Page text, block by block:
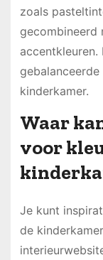
zoals
gecombineerd
kinderkamer.
Waar
voor
Je kunt
de